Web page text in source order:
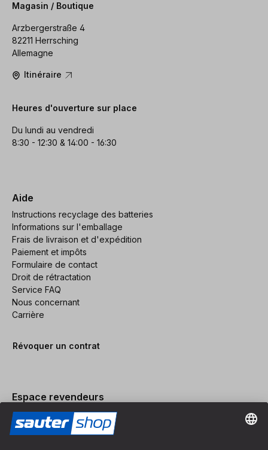
Magasin / Boutique
Arzbergerstraße 4
82211 Herrsching
Allemagne
Itinéraire
Heures d'ouverture sur place
Du lundi au vendredi
8:30 - 12:30 & 14:00 - 16:30
Aide
Instructions recyclage des batteries
Informations sur l'emballage
Frais de livraison et d'expédition
Paiement et impôts
Formulaire de contact
Droit de rétractation
Service FAQ
Nous concernant
Carrière
Révoquer un contrat
Espace revendeurs
Devenir revendeur